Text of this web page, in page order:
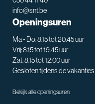
info@snt.be
Openingsuren
Ma - Do: 8.15 tot 20.45 uur
Vrij: 8.15 tot 19.45 uur
Zat: 8.15 tot 12.00 uur
Gesloten tijdens de vakanties
Bekijk alle openingsuren